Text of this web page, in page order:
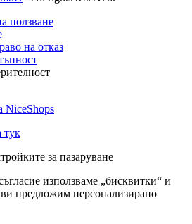
ползване
на отказ
NiceShops
тук
за пазаруване
използваме „бисквитки“ и
предложим персонализирано